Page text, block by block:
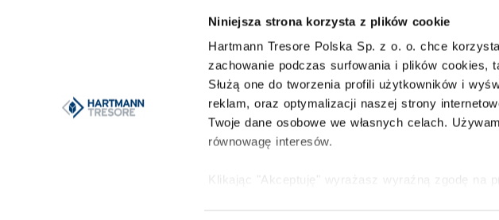
Niniejsza strona korzysta z plików cookie
Hartmann Tresore Polska Sp. z o. o. chce
zachowanie podczas surfowania i plików cookies,
Służą one do tworzenia profili użytkowników i
reklam, oraz optymalizacji naszej strony
Twoje dane osobowe we własnych celach.
równowagę interesów.
Klikając "Akceptuję" wyrażasz wyraźną zgodę na
jasnoszary RAL 7035
ryglowanie z czterech stron, w tym rygle stałe od
Zamek kluczowy o wysokim stopniu bezpieczeństwa (2
- wielościenny o grubości 60 mm, - skarbczyk
przeciwogniowych
wielościenne